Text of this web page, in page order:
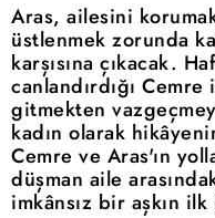
Aras, ailesini
üstlenmek zorunda
karşısına çıkacak.
canlandırdığı
gitmekten
kadın olarak
Cemre ve Aras'ın
düşman aile
imkânsız bir aşkın ilk